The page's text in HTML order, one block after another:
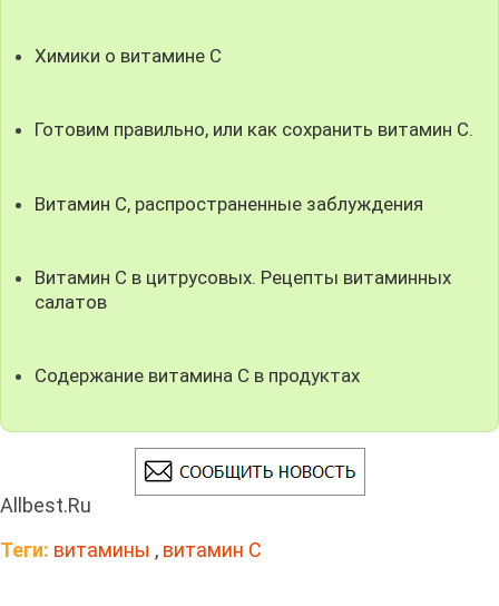
Химики о витамине С
Готовим правильно, или как сохранить витамин С.
Витамин С, распространенные заблуждения
Витамин С в цитрусовых. Рецепты витаминных
салатов
Содержание витамина С в продуктах
Allbest.Ru
Теги: витамины , витамин C